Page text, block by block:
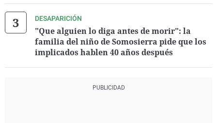
DESAPARICIÓN
"Que alguien lo diga antes de morir": la
familia del niño de Somosierra pide que los
implicados hablen 40 años después